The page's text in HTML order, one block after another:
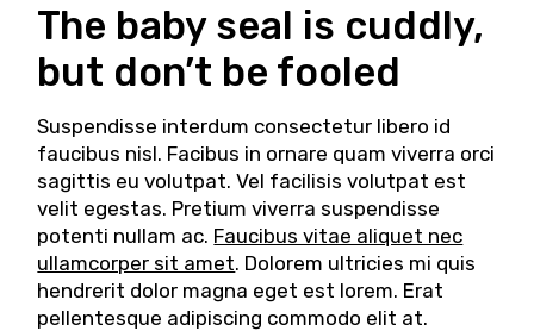
The baby seal is cuddly,
but don’t be fooled
Suspendisse interdum consectetur libero id
faucibus nisl. Facibus in ornare quam viverra orci
sagittis eu volutpat. Vel facilisis volutpat est
velit egestas. Pretium viverra suspendisse
potenti nullam ac. Faucibus vitae aliquet nec
ullamcorper sit amet. Dolorem ultricies mi quis
hendrerit dolor magna eget est lorem. Erat
pellentesque adipiscing commodo elit at.